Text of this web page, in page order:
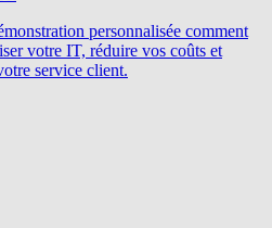
personnalisée comment
votre IT, réduire vos coûts et
service client.